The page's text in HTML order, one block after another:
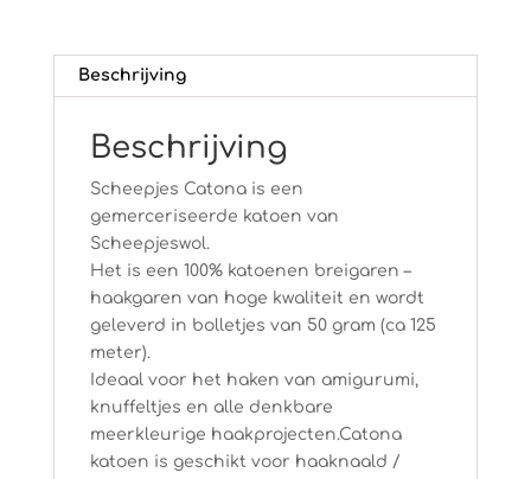
Beschrijving
Beschrijving
Scheepjes Catona is een
gemerceriseerde katoen van
Scheepjeswol.
Het is een 100% katoenen breigaren –
haakgaren van hoge kwaliteit en wordt
geleverd in bolletjes van 50 gram (ca 125
meter).
Ideaal voor het haken van amigurumi,
knuffeltjes en alle denkbare
meerkleurige haakprojecten.Catona
katoen is geschikt voor haaknaald /